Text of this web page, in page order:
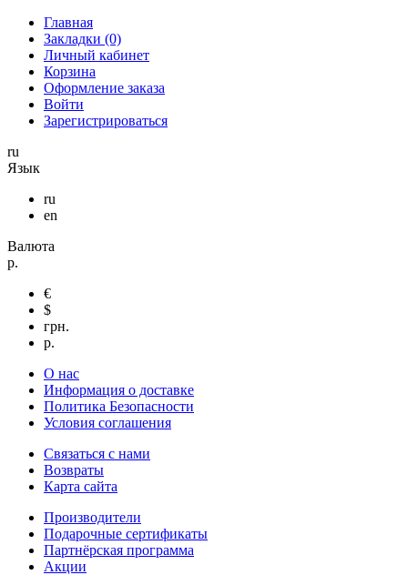
Главная
Закладки (0)
Личный кабинет
Корзина
Оформление заказа
Войти
Зарегистрироваться
ru
Язык
ru
en
Валюта
р.
€
$
грн.
р.
О нас
Информация о доставке
Политика Безопасности
Условия соглашения
Связаться с нами
Возвраты
Карта сайта
Производители
Подарочные сертификаты
Партнёрская программа
Акции